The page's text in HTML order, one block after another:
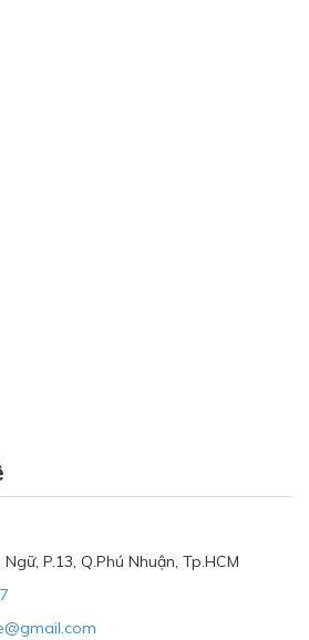
P.13, Q.Phú Nhuận, Tp.HCM